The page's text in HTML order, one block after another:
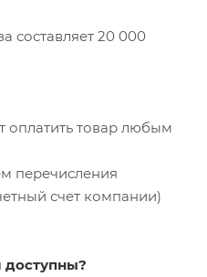
составляет 20 000
оплатить товар любым
перечисления
счет компании)
доступны?